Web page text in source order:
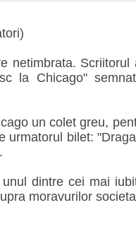
netimbrata.
la Chicago"
un colet greu,
bilet:
dintre cei mai
moravurilor